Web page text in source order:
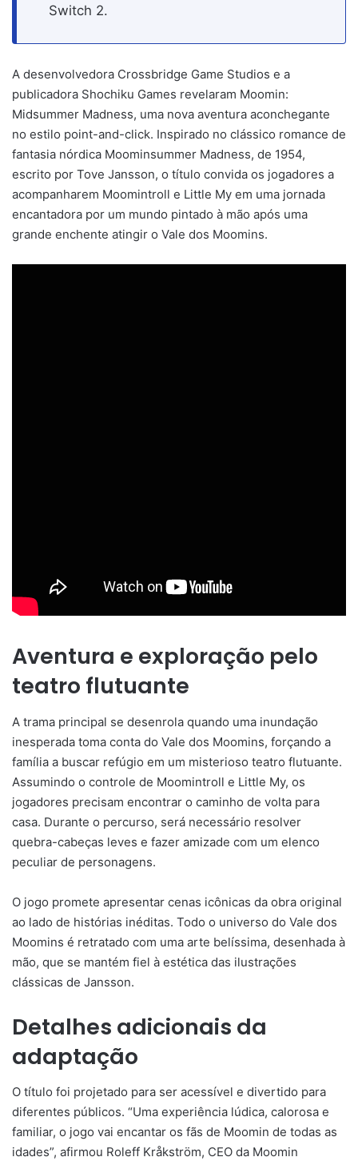
Switch 2.
A desenvolvedora Crossbridge Game Studios e a
publicadora Shochiku Games revelaram Moomin:
Midsummer Madness, uma nova aventura aconchegante
no estilo point-and-click. Inspirado no clássico romance de
fantasia nórdica Moominsummer Madness, de 1954,
escrito por Tove Jansson, o título convida os jogadores a
acompanharem Moomintroll e Little My em uma jornada
encantadora por um mundo pintado à mão após uma
grande enchente atingir o Vale dos Moomins.
Aventura e exploração pelo
teatro flutuante
A trama principal se desenrola quando uma inundação
inesperada toma conta do Vale dos Moomins, forçando a
família a buscar refúgio em um misterioso teatro flutuante.
Assumindo o controle de Moomintroll e Little My, os
jogadores precisam encontrar o caminho de volta para
casa. Durante o percurso, será necessário resolver
quebra-cabeças leves e fazer amizade com um elenco
peculiar de personagens.
O jogo promete apresentar cenas icônicas da obra original
ao lado de histórias inéditas. Todo o universo do Vale dos
Moomins é retratado com uma arte belíssima, desenhada à
mão, que se mantém fiel à estética das ilustrações
clássicas de Jansson.
Detalhes adicionais da
adaptação
O título foi projetado para ser acessível e divertido para
diferentes públicos. “Uma experiência lúdica, calorosa e
familiar, o jogo vai encantar os fãs de Moomin de todas as
idades”, afirmou Roleff Kråkström, CEO da Moomin